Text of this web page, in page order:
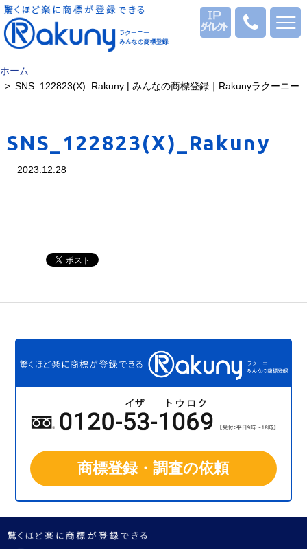
ログイン
1069
ホーム
SNS_122823(X)_Rakuny | みんなの商標登録｜Rakunyラクーニー
SNS_122823(X)_Rakuny
2023.12.28
商標登録・調査の依頼